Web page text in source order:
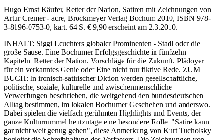
Hugo Ernst Käufer, Retter der Nation, Satiren mit Zeichnungen von
Artur Cremer - acre, Brockmeyer Verlag Bochum 2010, ISBN 978-
3-8196-0753-0, kart. 64 S. € 9,90 erscheint am 2.3.2010.
INHALT: Siggi Leuchters globaler Prominenten - Stadl oder die
große Sause. Eine Bochumer Erfolgsgeschichte in fünfzehn
Kapiteln. Retter der Nation. Vorschläge für die Zukunft. Plädoyer
für ein verkanntes Genie oder Eine nicht nur fiktive Rede. ZUM
BUCH: In ironisch-satirischer Dktion werden gesellschaftliche,
politische, soziale, kulturelle und zwischenmenschliche
Verwerfungen beschrieben, die weitgehend den bundesdeutschen
Alltag bestimmen, im lokalen Bochumer Geschehen und anderswo.
Dabei spielen die vielfach gerühmten Highlights und Events, der
ganze Kulturrummel heutzutage eine besondere Rolle. "Satire kann
gar nicht weit genug gehen", diese Anmerkung von Kurt Tucholsky